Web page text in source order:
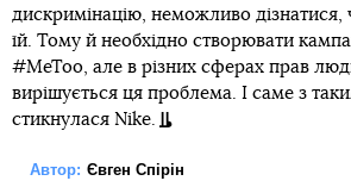
дискримінацію, неможливо дізнатися,
їй. Тому й необхідно створювати
#MeToo, але в різних сферах прав
вирішується ця проблема. І саме з
стикнулася Nike.
Автор: Євген Спірін